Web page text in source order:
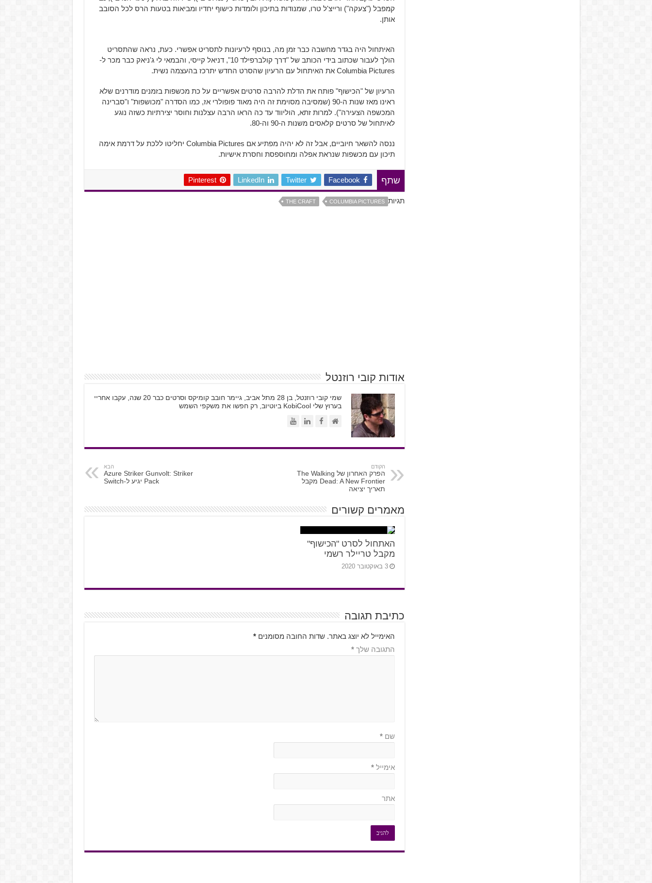
קמפבל ("צעקה") ורייצ'ל טרו, שמנודות בתיכון ולומדות כישוף יחדיו ומביאות בטעות הרס לכל הסובב
אותן.
האיתחול היה בגדר מחשבה כבר זמן מה, בנוסף לרעיונות לתסריט אפשרי. כעת, נראה שהתסריט
הולך לעבור שכתוב בידי הכותב של "דרך קולברפילד 10", דניאל קייסי, והבמאי לי ג'ניאק כבר מכר ל-
Columbia Pictures את האיתחול עם הרעיון שהסרט החדש יתרכז בהעצמה נשית.
הרעיון של "הכישוף" פותח את הדלת להרבה סרטים אפשריים על כת מכשפות בזמנים מודרנים שלא
ראינו מאז שנות ה-90 (שמסיבה מסוימת זה היה מאוד פופולרי אז, כמו הסדרה "מכושפות" ו"סברינה
המכשפה הצעירה"). למרות זתא, הוליווד עד כה הראו הרבה עצלנות וחוסר יצירתיות כשזה נוגע
לאיתחול של סרטים קלאסים משנות ה-90 וה-80.
ננסה להשאר חיוביים, אבל זה לא יהיה מפתיע אם Columbia Pictures יחליטו ללכת על דרמת אימה
תיכון עם מכשפות שנראת אפלה ומחוספסת וחסרת אישיות.
שתף Facebook
Twitter
LinkedIn
Pinterest
תגיות COLUMBIA PICTURES
THE CRAFT
אודות קובי רוזנטל
שמי קובי רוזנטל, בן 28 מתל אביב, גיימר חובב קומיקס וסרטים כבר 20 שנה, עקבו אחריי
בערוץ שלי KobiCool ביוטיוב, רק חפשו את משקפי השמש
הקודם
הפרק האחרון של The Walking
Dead: A New Frontier מקבל
תאריך יציאה
הבא
Azure Striker Gunvolt: Striker
Pack יגיע ל-Switch
מאמרים קשורים
האתחול לסרט "הכישוף"
מקבל טריילר רשמי
3 באוקטובר 2020
כתיבת תגובה
האימייל לא יוצג באתר. שדות החובה מסומנים*
התגובה שלך*
שם*
אימייל*
אתר